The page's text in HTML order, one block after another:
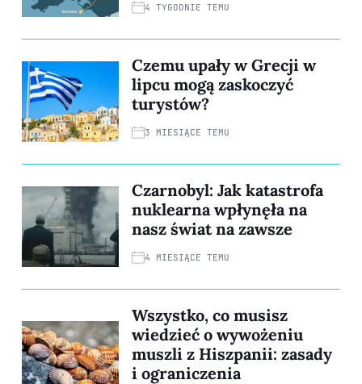
4 TYGODNIE TEMU
Czemu upały w Grecji w
lipcu mogą zaskoczyć
turystów?
3 MIESIĄCE TEMU
Czarnobyl: Jak katastrofa
nuklearna wpłynęła na
nasz świat na zawsze
4 MIESIĄCE TEMU
Wszystko, co musisz
wiedzieć o wywożeniu
muszli z Hiszpanii: zasady
i ograniczenia